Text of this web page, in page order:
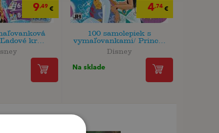
9,49 €
kr...
4,74€
100 samolepiek s
vymaľovankami/ Princ...
Disney
Na sklade